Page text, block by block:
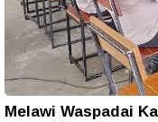
Melawi Waspadai